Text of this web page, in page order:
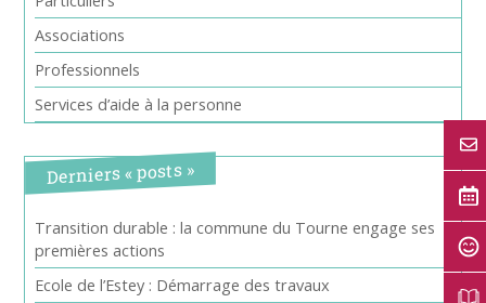
Associations
Professionnels
Services d’aide à la personne
Derniers « posts »
Transition durable : la commune du Tourne engage ses
premières actions
Ecole de l’Estey : Démarrage des travaux